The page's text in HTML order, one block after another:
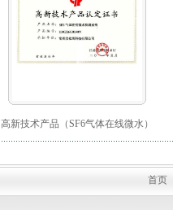
高新技术产品（SF6气体在线微水）
首页